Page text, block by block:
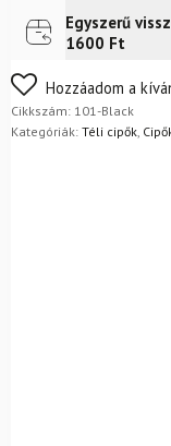
Gore-
TexFutár a címre
FoxPost
Egyszerű
1600 Ft
Nem biztos a
egyszerűen
Mik a visszaküldés
Hozzáadom a
Cikkszám: 101-Black
Kategóriák: Téli cipők